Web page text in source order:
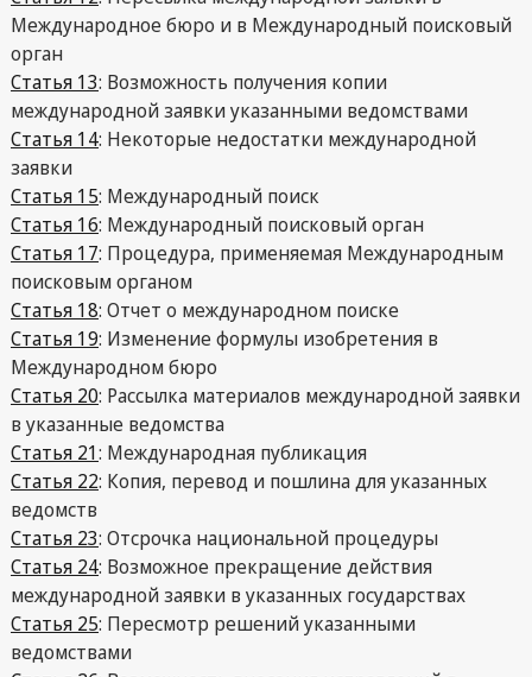
Международное бюро и в Международный поисковый
орган
Статья 13: Возможность получения копии
международной заявки указанными ведомствами
Статья 14: Некоторые недостатки международной
заявки
Статья 15: Международный поиск
Статья 16: Международный поисковый орган
Статья 17: Процедура, применяемая Международным
поисковым органом
Статья 18: Отчет о международном поиске
Статья 19: Изменение формулы изобретения в
Международном бюро
Статья 20: Рассылка материалов международной заявки
в указанные ведомства
Статья 21: Международная публикация
Статья 22: Копия, перевод и пошлина для указанных
ведомств
Статья 23: Отсрочка национальной процедуры
Статья 24: Возможное прекращение действия
международной заявки в указанных государствах
Статья 25: Пересмотр решений указанными
ведомствами